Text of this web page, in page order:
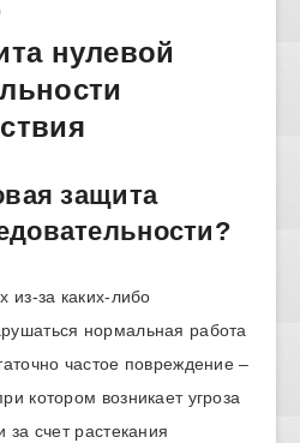
нулевой
защита
из-за каких-либо
нормальная работа
частое повреждение –
котором возникает угроза
за счет растекания